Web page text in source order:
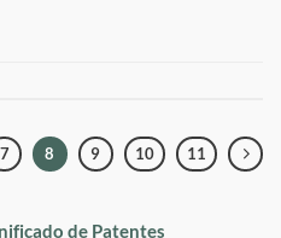
7 8 9 10 11
de Patentes